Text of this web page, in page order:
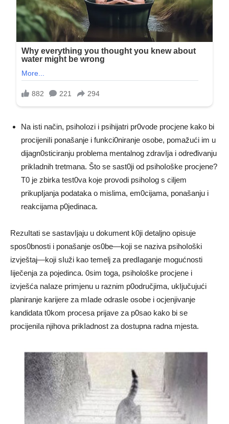
Na isti način, psihoIozi i psihijatri pr0vode procjene kako bi
procijeniIi ponašanje i funkci0niranje osobe, pomažući im u
dijagn0sticiranju problema mentalnog zdravIja i određivanju
prikIadnih tretmana. Što se sast0ji od psihoIoške procjene?
T0 je zbirka test0va koje provodi psihoIog s ciljem
prikupIjanja podataka o mislima, em0cijama, ponašanju i
reakcijama p0jedinaca.
RezuItati se sastavIjaju u dokument k0ji detaljno opisuje
spos0bnosti i ponašanje os0be—koji se naziva psihoIoški
izvještaj—koji sIuži kao temelj za predIaganje mogućnosti
Iiječenja za pojedinca. 0sim toga, psihološke procjene i
izvješća naIaze primjenu u raznim p0odručjima, ukIjučujući
planiranje karijere za mIade odrasle osobe i ocjenjivanje
kandidata t0kom procesa prijave za p0sao kako bi se
procijeniIa njihova prikIadnost za dostupna radna mjesta.